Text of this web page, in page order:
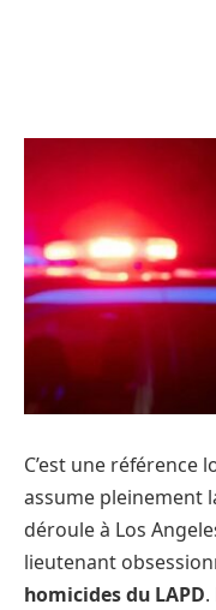
C’est une référence
assume pleinement
déroule à Los
lieutenant
homicides du LAPD.